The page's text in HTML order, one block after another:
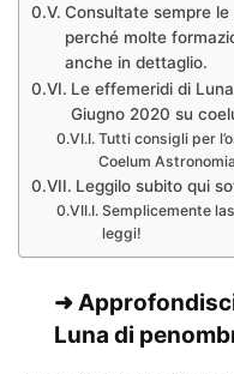
Consultate sempre
perché molte
anche in dettaglio.
Le effemeridi di
Giugno 2020 su
Tutti consigli per
Coelum
Leggilo subito qui
Semplicemente
leggi!
➜
Luna di